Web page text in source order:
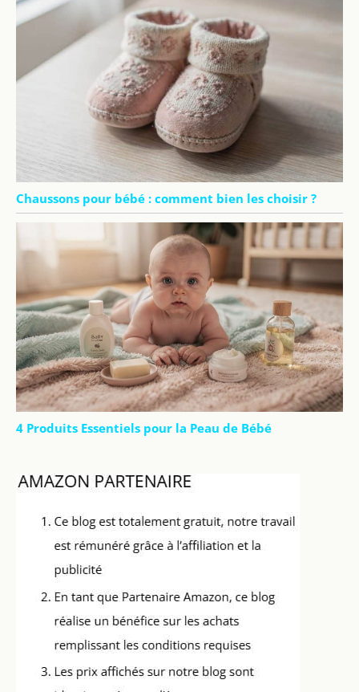
Chaussons pour bébé : comment bien les choisir ?
4 Produits Essentiels pour la Peau de Bébé